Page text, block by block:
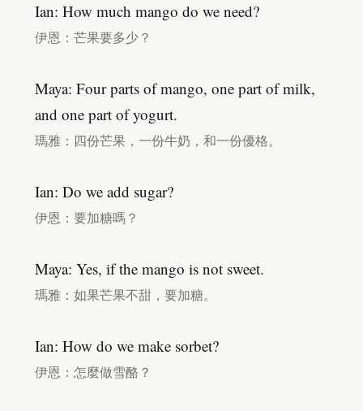
Ian: How much mango do we need?
伊恩：芒果要多少？
Maya: Four parts of mango, one part of milk,
and one part of yogurt.
瑪雅：四份芒果，一份牛奶，和一份優格。
Ian: Do we add sugar?
伊恩：要加糖嗎？
Maya: Yes, if the mango is not sweet.
瑪雅：如果芒果不甜，要加糖。
Ian: How do we make sorbet?
伊恩：怎麼做雪酪？